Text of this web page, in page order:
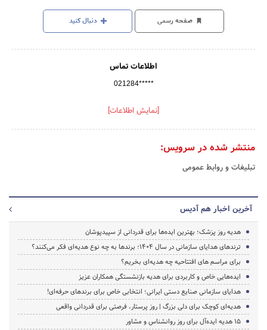
صفحه رسمی دنبال کنید
اطلاعات تماس
021284*****
[نمایش اطلاعات]
منتشر شده در سرویس:
تبلیغات و روابط عمومی
آخرین اخبار هم آدیس
هدیه روز پزشک؛ بهترین ایده‌ها برای قدردانی از سپیدپوشان
ترندهای هدایای سازمانی در سال ۱۴۰۴؛ برندها به چه نوع هدیه‌ای فکر می‌کنند؟
برای مراسم های افتتاحیه چه هدیه‌ای بخریم؟
ایده‌هایی خاص و کاربردی برای هدیه بازنشستگی همکاران عزیز
هدایای سازمانی صنایع دستی ایرانی؛ انتخابی خاص برای برندهای حرفه‌ای!
هدیه‌ای کوچک برای دلی بزرگ | روز پرستار، فرصتی برای قدردانی واقعی
۱۵ هدیه ایده‌آل برای روز روانشناس و مشاور